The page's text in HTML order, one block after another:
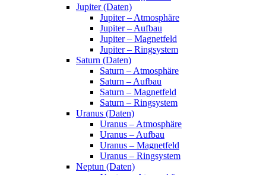
Jupiter (Daten)
Jupiter – Atmosphäre
Jupiter – Aufbau
Jupiter – Magnetfeld
Jupiter – Ringsystem
Saturn (Daten)
Saturn – Atmosphäre
Saturn – Aufbau
Saturn – Magnetfeld
Saturn – Ringsystem
Uranus (Daten)
Uranus – Atmosphäre
Uranus – Aufbau
Uranus – Magnetfeld
Uranus – Ringsystem
Neptun (Daten)